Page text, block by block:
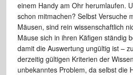
einem Handy am Ohr herumlaufen.
schon mitmachen? Selbst Versuche
Mäusen, sind rein wissenschaftlich
Mäuse sich in ihren Käfigen ständig
damit die Auswertung ungültig ist –
derzeitig gültigen Kriterien der
unbekanntes Problem, da selbst die